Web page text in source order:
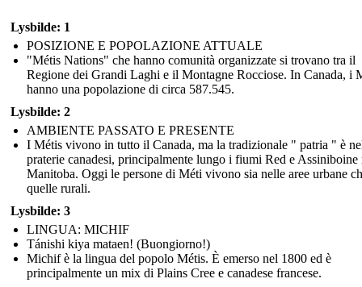
Lysbilde: 1
POSIZIONE E POPOLAZIONE ATTUALE
"Métis Nations" che hanno comunità organizzate si trovano tra il
Regione dei Grandi Laghi e il Montagne Rocciose. In Canada, i
hanno una popolazione di circa 587.545.
Lysbilde: 2
AMBIENTE PASSATO E PRESENTE
I Métis vivono in tutto il Canada, ma la tradizionale " patria " è
praterie canadesi, principalmente lungo i fiumi Red e Assiniboine
Manitoba. Oggi le persone di Méti vivono sia nelle aree urbane
quelle rurali.
Lysbilde: 3
LINGUA: MICHIF
Tánishi kiya mataen! (Buongiorno!)
Michif è la lingua del popolo Métis. È emerso nel 1800 ed è
principalmente un mix di Plains Cree e canadese francese.